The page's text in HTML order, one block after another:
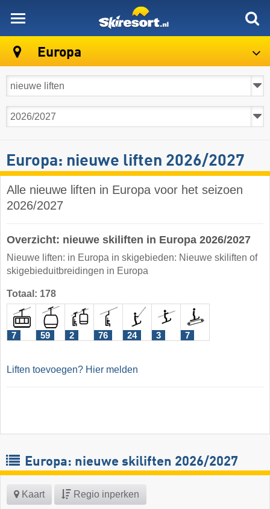
Europa
Europa: nieuwe liften 2026/2027
Alle nieuwe liften in Europa voor het seizoen
2026/2027
Overzicht: nieuwe skiliften in Europa 2026/2027
Nieuwe liften: in Europa in skigebieden: Nieuwe skiliften of
skigebieduitbreidingen in Europa
Totaal: 178
7 59 2 76 24 3 7
Liften toevoegen? Hier melden
Europa: nieuwe skiliften 2026/2027
Kaart Regio inperken